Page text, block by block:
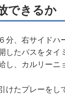
できるか
、右サイドハ
したパスをタ
、カルリーニ
けたプレーを